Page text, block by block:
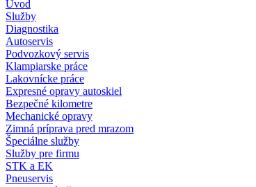
Úvod
Služby
Diagnostika
Autoservis
Podvozkový servis
Klampiarske práce
Lakovnícke práce
Expresné opravy autoskiel
Bezpečné kilometre
Mechanické opravy
Zimná príprava pred mrazom
Špeciálne služby
Služby pre firmu
STK a EK
Pneuservis